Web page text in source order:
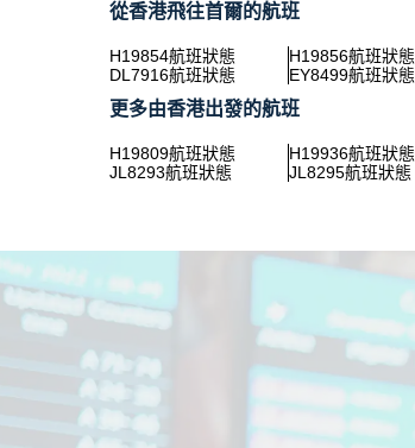
從香港飛往首爾的航班
H19854航班狀態 H19856航班狀態
DL7916航班狀態
EY8499航班狀態
更多由香港出發的航班
H19809航班狀態 H19936航班狀態
JL8293航班狀態
JL8295航班狀態